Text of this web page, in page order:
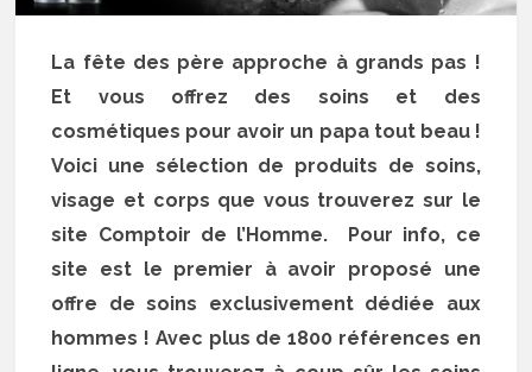
La fête des père approche à grands pas !
Et vous offrez des soins et des
cosmétiques pour avoir un papa tout beau !
Voici une sélection de produits de soins,
visage et corps que vous trouverez sur le
site Comptoir de l’Homme. Pour info, ce
site est le premier à avoir proposé une
offre de soins exclusivement dédiée aux
hommes ! Avec plus de 1800 références en